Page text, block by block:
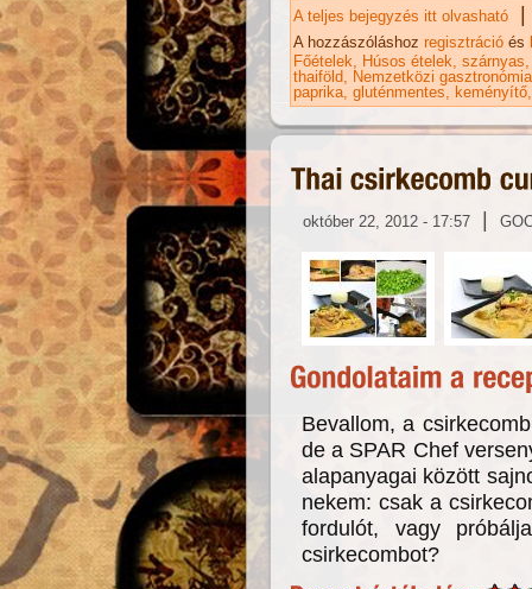
A teljes bejegyzés itt olvasható |
A hozzászóláshoz regisztráció és
Főételek
Húsos ételek szárnyas
thaiföld
Nemzetközi gasztronómia
paprika gluténmentes keményítő
október 22, 2012 - 17:57 |
Bevallom, a
de a SPAR Chef
alapanyagai között
nekem: csak a
fordulót, vagy
csirkecombot?